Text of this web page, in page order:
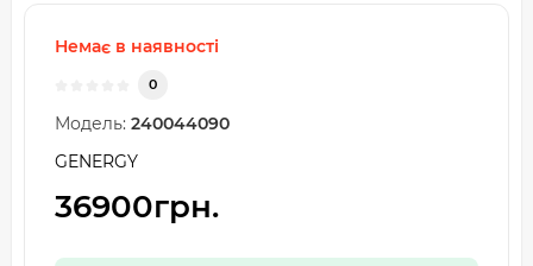
Немає в наявності
0
Модель: 240044090
GENERGY
36900грн.